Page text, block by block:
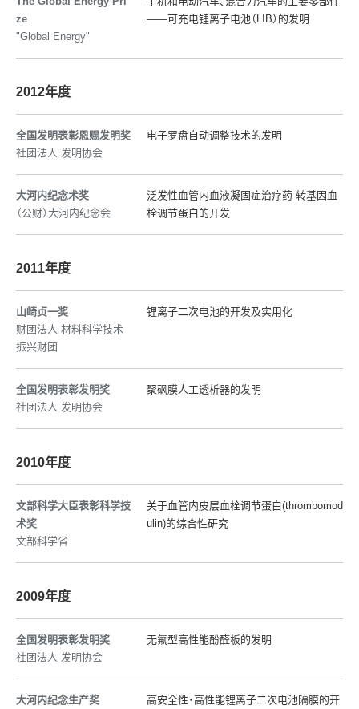
ze
"Global Energy"
——可充电锂离子电池（LIB）的发明
2012年度
全国发明表彰恩赐发明奖
社团法人 发明协会
电子罗盘自动调整技术的发明
大河内纪念术奖
（公财）大河内纪念会
泛发性血管内血液凝固症治疗药 转基因血
栓调节蛋白的开发
2011年度
山崎贞一奖
财团法人 材料科学技术
振兴财团
锂离子二次电池的开发及实用化
全国发明表彰发明奖
社团法人 发明协会
聚砜膜人工透析器的发明
2010年度
文部科学大臣表彰科学技
术奖
文部科学省
关于血管内皮层血栓调节蛋白(thrombomod
ulin)的综合性研究
2009年度
全国发明表彰发明奖
社团法人 发明协会
无氟型高性能酚醛板的发明
大河内纪念生产奖
高安全性・高性能锂离子二次电池隔膜的开